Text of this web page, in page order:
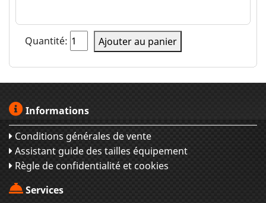
Quantité: Ajouter au panier
Informations
Conditions générales de vente
Assistant guide des tailles équipement
Règle de confidentialité et cookies
Services